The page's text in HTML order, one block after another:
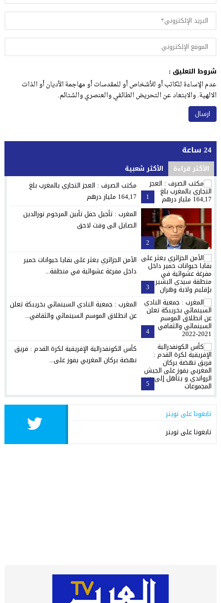
شروط التعليق :
عدم الإساءة للكاتب أو للأشخاص أو للمقدسات أو مهاجمة الأديان أو الذات
الالهية. والابتعاد عن التحريض الطائفي والعنصري والشتائم.
24 ساعة
الأكثر قراءة الأكثر شعبية
1
مكتب الصرف : العجز التجاري بالمغرب بلغ
164,17 مليار درهم
2
المغرب : تأجيل حفل تأبين المرحوم نورالدين
الصايل الى وقت لاحق
3
الأمن الجزائري يعثر على بقايا حيوانات حمير
داخل مفرغة عشوائية في منطقة...
4
المغرب : جمعية النادي السينمائي بخريبكة تعلن
عن انطلاق الموسم السينمائي والثقافي...
5
كأس الكونفدرالية الإفريقية لكرة القدم : فريق
نهضة بركان المغربي يفوز على...
تابعونا على تويتر
تابعونا على تويتر